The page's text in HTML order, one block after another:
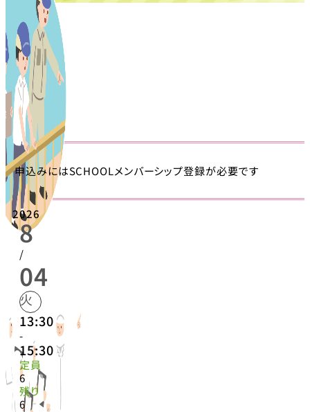
申込みにはSCHOOLメンバーシップ登録が必要です
2026
8
/
04
火
13:30
-
15:30
定員
6
残り
6